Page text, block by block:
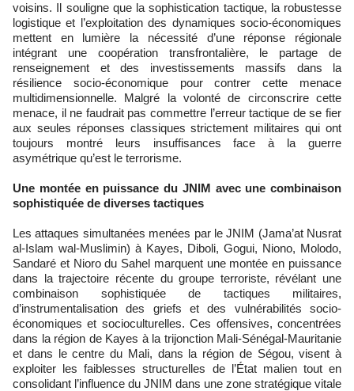
voisins. Il souligne que la sophistication tactique, la robustesse
logistique et l’exploitation des dynamiques socio-économiques
mettent en lumière la nécessité d’une réponse régionale
intégrant une coopération transfrontalière, le partage de
renseignement et des investissements massifs dans la
résilience socio-économique pour contrer cette menace
multidimensionnelle. Malgré la volonté de circonscrire cette
menace, il ne faudrait pas commettre l’erreur tactique de se fier
aux seules réponses classiques strictement militaires qui ont
toujours montré leurs insuffisances face à la guerre
asymétrique qu’est le terrorisme.
Une montée en puissance du JNIM avec une combinaison
sophistiquée de diverses tactiques
Les attaques simultanées menées par le JNIM (Jama’at Nusrat
al-Islam wal-Muslimin) à Kayes, Diboli, Gogui, Niono, Molodo,
Sandaré et Nioro du Sahel marquent une montée en puissance
dans la trajectoire récente du groupe terroriste, révélant une
combinaison sophistiquée de tactiques militaires,
d’instrumentalisation des griefs et des vulnérabilités socio-
économiques et socioculturelles. Ces offensives, concentrées
dans la région de Kayes à la trijonction Mali-Sénégal-Mauritanie
et dans le centre du Mali, dans la région de Ségou, visent à
exploiter les faiblesses structurelles de l’État malien tout en
consolidant l’influence du JNIM dans une zone stratégique vitale